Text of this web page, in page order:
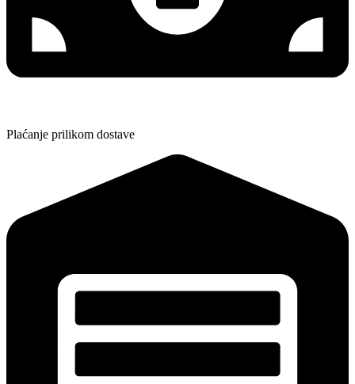
Plaćanje prilikom dostave